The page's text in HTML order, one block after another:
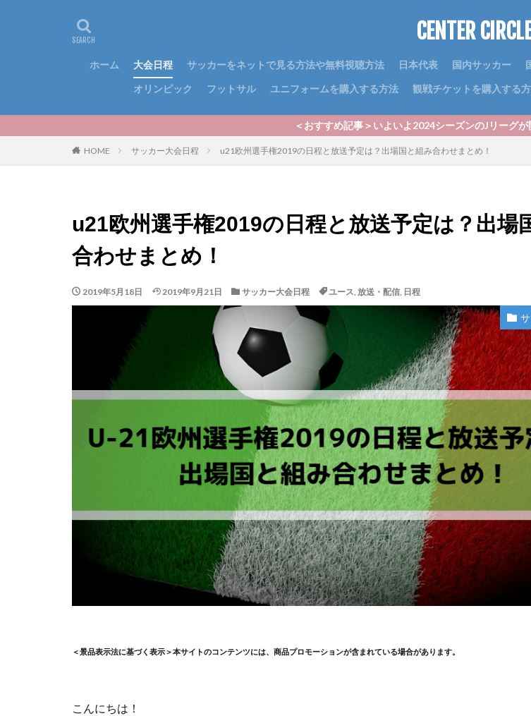
CENTER
ホーム 大会日程 サッカーをネットで見る方法や無料視聴方法 日本代表 国内サッカー
オリンピック
フットサル ユニフォームを購入する方法 観戦チケットを購入する
＜おすすめ記事＞いよいよ2024シーズンのJリーグが開幕！優勝・順
HOME サッカー大会日程 u21欧州選手権2019の日程と放送予定は？出場国と組み合わせまとめ！
u21欧州選手権2019の日程と放送予定は？出場
合わせまとめ！
2019年5月18日 2019年9月21日 サッカー大会日程 ユース, 放送・配信, 日程
＜景品表示法に基づく表示＞本サイトのコンテンツには、商品プロモーションが含まれている場合があります。
こんにちは！